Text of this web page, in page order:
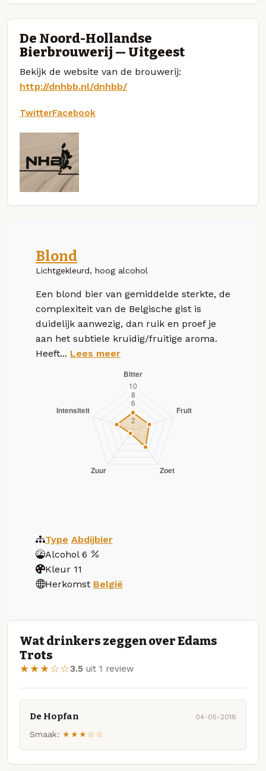
De Noord-Hollandse
Bierbrouwerij — Uitgeest
Bekijk de website van de brouwerij:
http://dnhbb.nl/dnhbb/
TwitterFacebook
Blond
Lichtgekleurd, hoog alcohol
Een blond bier van gemiddelde sterkte, de
complexiteit van de Belgische gist is
duidelijk aanwezig, dan ruik en proef je
aan het subtiele kruidig/fruitige aroma.
Heeft... Lees meer
Type Abdijbier
Alcohol 6
Kleur 11
Herkomst België
Wat drinkers zeggen over Edams
Trots
★★★☆☆3.5 uit 1 review
De Hopfan 04-05-2018
Smaak: ★★★☆☆